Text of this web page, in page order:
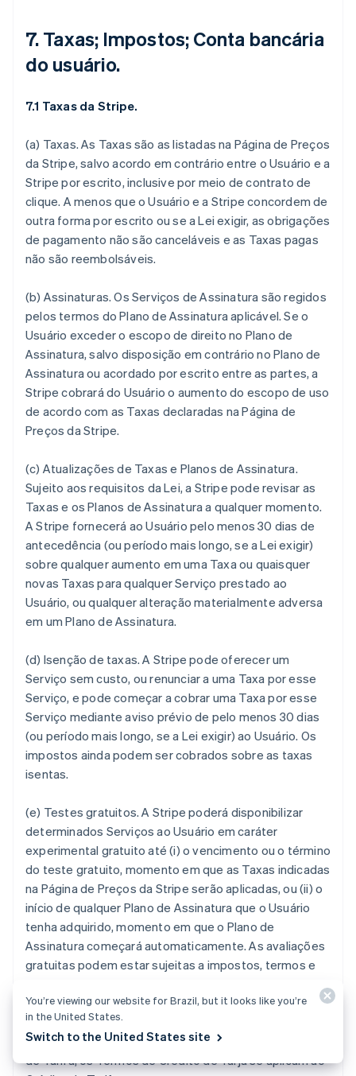
7. Taxas; Impostos; Conta bancária
do usuário.
7.1 Taxas da Stripe.
(a) Taxas. As Taxas são as listadas na Página de Preços
da Stripe, salvo acordo em contrário entre o Usuário e a
Stripe por escrito, inclusive por meio de contrato de
clique. A menos que o Usuário e a Stripe concordem de
outra forma por escrito ou se a Lei exigir, as obrigações
de pagamento não são canceláveis e as Taxas pagas
não são reembolsáveis.
(b) Assinaturas.Os Serviços de Assinatura são regidos
pelos termos do Plano de Assinatura aplicável. Se o
Usuário exceder o escopo de direito no Plano de
Assinatura, salvo disposição em contrário no Plano de
Assinatura ou acordado por escrito entre as partes, a
Stripe cobrará do Usuário o aumento do escopo de uso
de acordo com as Taxas declaradas na Página de
Preços da Stripe.
(c) Atualizações de Taxas e Planos de Assinatura.
Sujeito aos requisitos da Lei, a Stripe pode revisar as
Taxas e os Planos de Assinatura a qualquer momento.
A Stripe fornecerá ao Usuário pelo menos 30 dias de
antecedência (ou período mais longo, se a Lei exigir)
sobre qualquer aumento em uma Taxa ou quaisquer
novas Taxas para qualquer Serviço prestado ao
Usuário, ou qualquer alteração materialmente adversa
em um Plano de Assinatura.
(d) Isenção de taxas. A Stripe pode oferecer um
Serviço sem custo, ou renunciar a uma Taxa por esse
Serviço, e pode começar a cobrar uma Taxa por esse
Serviço mediante aviso prévio de pelo menos 30 dias
(ou período mais longo, se a Lei exigir) ao Usuário. Os
impostos ainda podem ser cobrados sobre as taxas
isentas.
(e) Testes gratuitos. A Stripe poderá disponibilizar
determinados Serviços ao Usuário em caráter
experimental gratuito até (i) o vencimento ou o término
do teste gratuito, momento em que as Taxas indicadas
na Página de Preços da Stripe serão aplicadas, ou (ii) o
início de qualquer Plano de Assinatura que o Usuário
tenha adquirido, momento em que o Plano de
Assinatura começará automaticamente. As avaliações
gratuitas podem estar sujeitas a impostos, termos e
condições adicionais, conforme comunicado ao usuário
pela Stripe.
(f)Créditos de Taxas. Se o Usuário receber um Crédito
de Tarifa, os Termos de Crédito de Tarja se aplicam ao
You’re viewing our website for Brazil, but it looks like you’re
in the United States.
Switch to the United States site